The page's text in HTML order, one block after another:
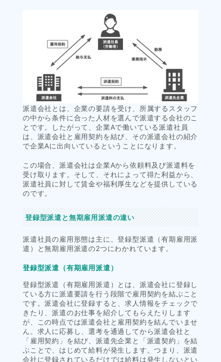
派遣会社とは、企業の要請を受け、所属するスタッフ
の中から条件に合った人材を選んで派遣する会社のこ
とです。したがって、企業Aで働いている派遣社員
は、派遣会社と雇用契約を結び、その派遣会社の紹介
で企業Aに出向いているということになります。
この場合、派遣会社は企業Aから依頼料及び派遣料を
受け取ります。そして、それによって得た利益から、
派遣社員に対して賃金や福利厚生などを提供している
のです。
登録型派遣と無期雇用派遣の違い
派遣社員の雇用形態は主に、登録型派遣（有期雇用派
遣）と無期雇用派遣の2つにわかれています。
登録型派遣（有期雇用派遣）
登録型派遣（有期雇用派遣）とは、派遣会社に登録し
ている方に派遣要請を行う段階で雇用契約を結ぶこと
です。派遣会社に登録すると、求人情報をチェックで
きたり、派遣のお仕事を紹介してもらえたりします
が、この時点では派遣会社と雇用契約を結んでいませ
ん。求人に応募し、選考を通過してから派遣会社と
「雇用契約」を結び、派遣先企業と「派遣契約」を結
ぶことで、はじめて給料が発生します。つまり、派遣
会社に登録されているだけでは給料は発生しないとい